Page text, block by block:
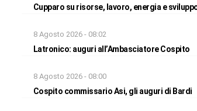
Cupparo su risorse, lavoro, energia e
8 Agosto 2026 - 08:02
Latronico: auguri all’Ambasciatore Cospito
8 Agosto 2026 - 08:00
Cospito commissario Asi, gli auguri di Bardi